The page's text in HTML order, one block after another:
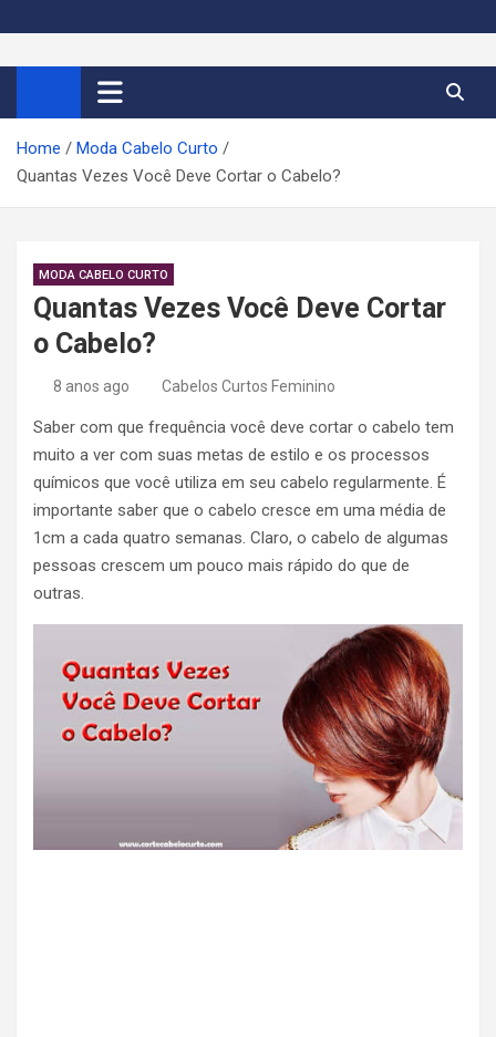
i
t
o
Cortes de Cabelo Curto
Feminino 2026
Moda e tendências dos cabelos curtos femininos 2026
Home
Moda Cabelo Curto
Quantas Vezes Você Deve Cortar o Cabelo?
MODA CABELO CURTO
Quantas Vezes Você Deve Cortar
o Cabelo?
8 anos ago Cabelos Curtos Feminino
Saber com que frequência você deve cortar o cabelo tem
muito a ver com suas metas de estilo e os processos
químicos que você utiliza em seu cabelo regularmente. É
importante saber que o cabelo cresce em uma média de
1cm a cada quatro semanas. Claro, o cabelo de algumas
pessoas crescem um pouco mais rápido do que de
outras.